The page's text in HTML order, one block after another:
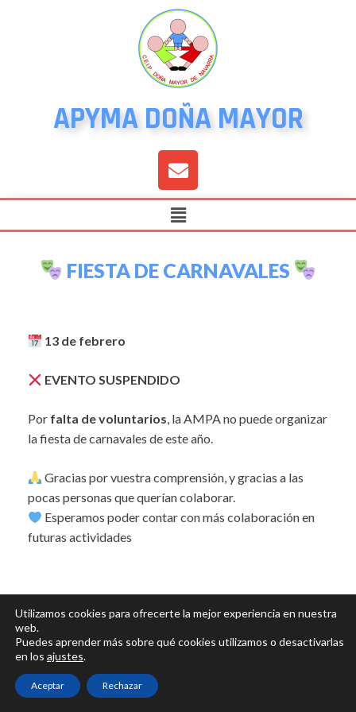
APYMA DOÑA MAYOR
FIESTA DE CARNAVALES
13 de febrero
EVENTO SUSPENDIDO
Por falta de voluntarios, la AMPA no puede organizar
la fiesta de carnavales de este año.
Gracias por vuestra comprensión, y gracias a las
pocas personas que querían colaborar.
Esperamos poder contar con más colaboración en
futuras actividades
Utilizamos cookies para ofrecerte la mejor experiencia en nuestra
web.
Puedes aprender más sobre qué cookies utilizamos o desactivarlas
en los ajustes.
Aceptar Rechazar